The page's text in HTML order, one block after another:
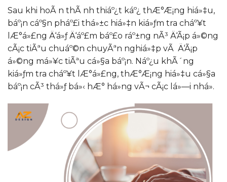
Sau khi hoÃ n thÃ nh thiáº¿t káº¿ thÆ°Æ¡ng hiá»‡u,
báº¡n cáº§n pháº£i thá»±c hiá»‡n kiá»ƒm tra cháº¥t
lÆ°á»£ng Ä‘á»ƒ Ä‘áº£m báº£o ráº±ng nÃ³ Ä‘Ã¡p á»©ng
cÃ¡c tiÃªu chuáº©n chuyÃªn nghiá»‡p vÃ Ä‘Ã¡p
á»©ng má»¥c tiÃªu cá»§a báº¡n. Náº¿u khÃ´ng
kiá»ƒm tra cháº¥t lÆ°á»£ng, thÆ°Æ¡ng hiá»‡u cá»§a
báº¡n cÃ³ thá»ƒ bá»‹ hÆ° há»ng vÃ¬ cÃ¡c lá»—i nhá».